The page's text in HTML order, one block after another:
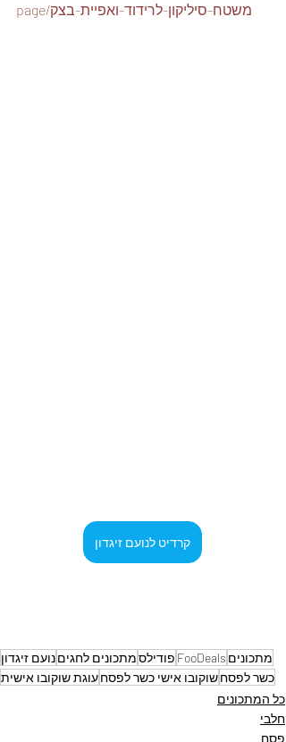
page/משטח-סיליקון-לרידוד-ואפיית-בצק
קרדיט לנועם זיגדון
מתכונים FooDeals פודילסמתכונים לחגיםנועם זיגדון
כשר לפסחשוקובו אישי כשר לפסחעוגת שוקובו אישית
כל המתכונים
חלבי
פסח